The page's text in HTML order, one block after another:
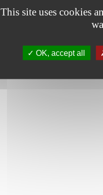
This site uses cookies
OK, accept all